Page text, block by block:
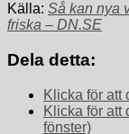
Källa: Så kan nya
friska – DN.SE
Dela detta:
Klicka för att
Klicka för att
fönster)